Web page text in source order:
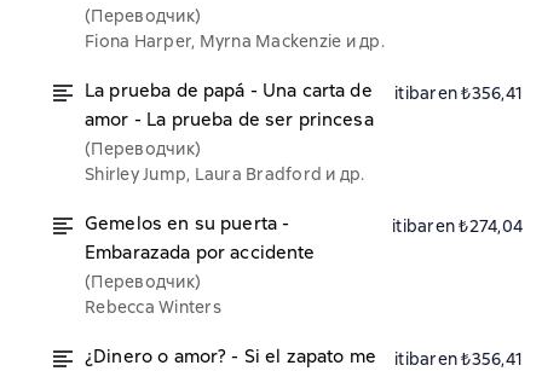
(Переводчик)
Fiona Harper, Myrna Mackenzie и др.
La prueba de papá - Una carta de
amor - La prueba de ser princesa
(Переводчик)
Shirley Jump, Laura Bradford и др.
itibaren ₺356,41
Gemelos en su puerta -
Embarazada por accidente
(Переводчик)
Rebecca Winters
itibaren ₺274,04
¿Dinero o amor? - Si el zapato me
itibaren ₺356,41